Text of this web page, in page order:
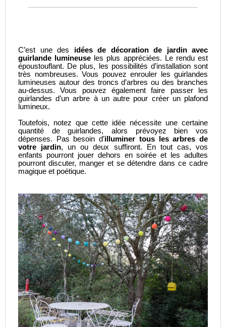
C’est une des idées de décoration de jardin avec
guirlande lumineuse les plus appréciées. Le rendu est
époustouflant. De plus, les possibilités d’installation sont
très nombreuses. Vous pouvez enrouler les guirlandes
lumineuses autour des troncs d’arbres ou des branches
au-dessus. Vous pouvez également faire passer les
guirlandes d’un arbre à un autre pour créer un plafond
lumineux.
Toutefois, notez que cette idée nécessite une certaine
quantité de guirlandes, alors prévoyez bien vos
dépenses. Pas besoin d’illuminer tous les arbres de
votre jardin, un ou deux suffiront. En tout cas, vos
enfants pourront jouer dehors en soirée et les adultes
pourront discuter, manger et se détendre dans ce cadre
magique et poétique.